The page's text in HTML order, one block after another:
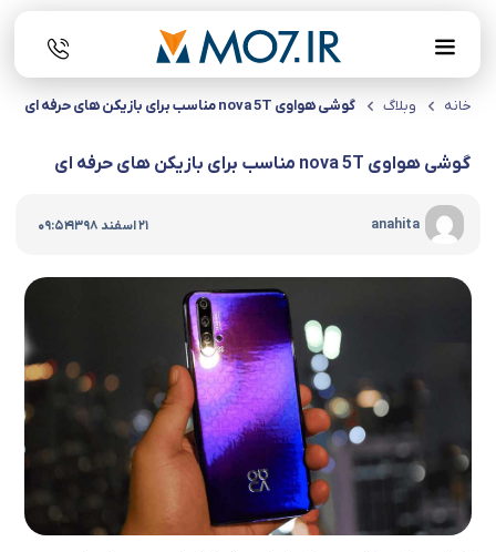
خانه وبلاگ گوشی هواوی nova 5T مناسب برای بازیکن های حرفه ای
گوشی هواوی nova 5T مناسب برای بازیکن های حرفه ای
anahita 21 اسفند 1398 |
09:54